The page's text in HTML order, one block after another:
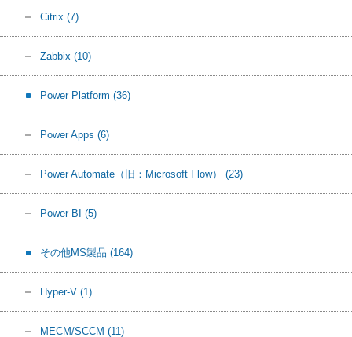
Citrix (7)
Zabbix (10)
Power Platform (36)
Power Apps (6)
Power Automate（旧：Microsoft Flow） (23)
Power BI (5)
その他MS製品 (164)
Hyper-V (1)
MECM/SCCM (11)